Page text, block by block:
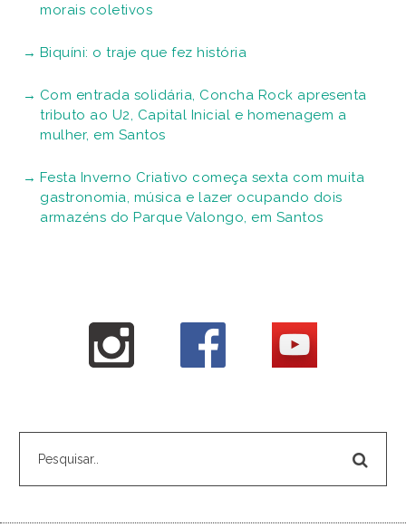
morais coletivos
Biquíni: o traje que fez história
Com entrada solidária, Concha Rock apresenta
tributo ao U2, Capital Inicial e homenagem a
mulher, em Santos
Festa Inverno Criativo começa sexta com muita
gastronomia, música e lazer ocupando dois
armazéns do Parque Valongo, em Santos